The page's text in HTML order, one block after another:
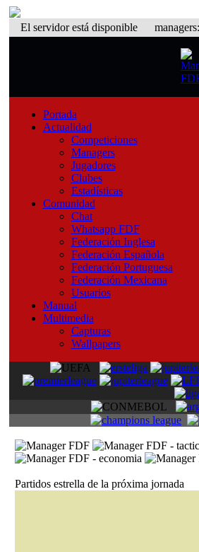
El servidor está disponiblemanagers:
Portada
Actualidad
Competiciones
Managers
Jugadores
Clubes
Estadísticas
Comunidad
Chat
Whatsapp FDF
Federación Inglesa
Federación Española
Federación Portuguesa
Federación Mexicana
Usuarios
Manual
Multimedia
Capturas
Wallpapers
Partidos estrella de la próxima jornada